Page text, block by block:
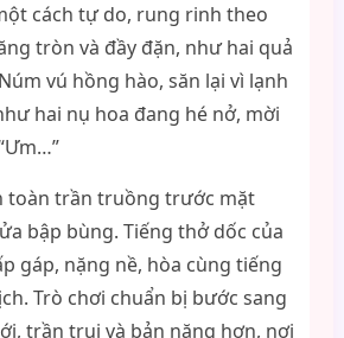
cách tự do, rung rinh theo
tròn và đầy đặn, như hai quả
vú hồng hào, săn lại vì lạnh
hai nụ hoa đang hé nở, mời
toàn trần truồng trước mặt
bập bùng. Tiếng thở dốc của
gáp, nặng nề, hòa cùng tiếng
Trò chơi chuẩn bị bước sang
trần trụi và bản năng hơn, nơi